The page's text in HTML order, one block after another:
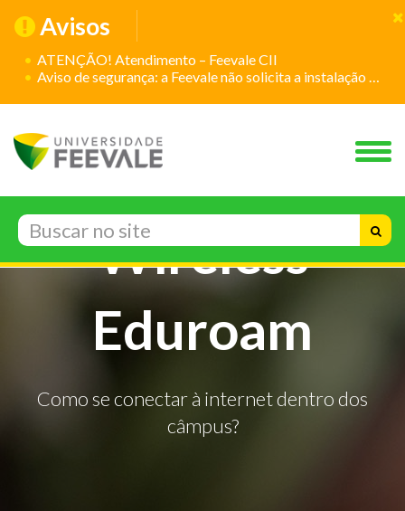
Avisos
ATENÇÃO! Atendimento – Feevale CII
Aviso de segurança: a Feevale não solicita a instalação de aplicativos
Wireless
Eduroam
Como se conectar à internet dentro dos
câmpus?